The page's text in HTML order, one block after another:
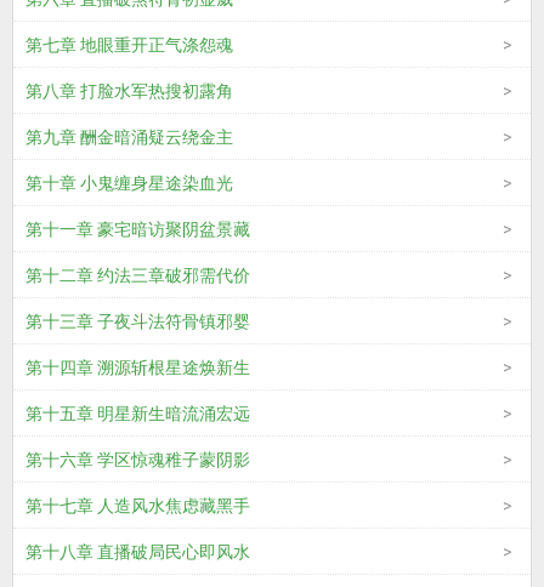
第七章 地眼重开正气涤怨魂
第八章 打脸水军热搜初露角
第九章 酬金暗涌疑云绕金主
第十章 小鬼缠身星途染血光
第十一章 豪宅暗访聚阴盆景藏
第十二章 约法三章破邪需代价
第十三章 子夜斗法符骨镇邪婴
第十四章 溯源斩根星途焕新生
第十五章 明星新生暗流涌宏远
第十六章 学区惊魂稚子蒙阴影
第十七章 人造风水焦虑藏黑手
第十八章 直播破局民心即风水